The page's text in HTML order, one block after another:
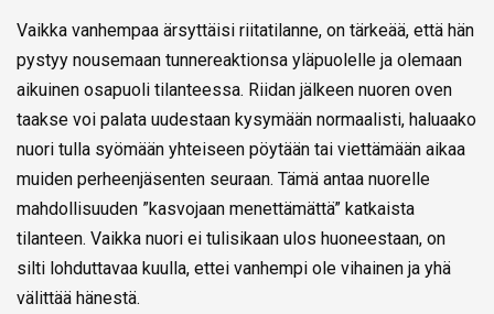
Vaikka vanhempaa ärsyttäisi riitatilanne, on tärkeää, että hän
pystyy nousemaan tunnereaktionsa yläpuolelle ja olemaan
aikuinen osapuoli tilanteessa. Riidan jälkeen nuoren oven
taakse voi palata uudestaan kysymään normaalisti, haluaako
nuori tulla syömään yhteiseen pöytään tai viettämään aikaa
muiden perheenjäsenten seuraan. Tämä antaa nuorelle
mahdollisuuden ”kasvojaan menettämättä” katkaista
tilanteen. Vaikka nuori ei tulisikaan ulos huoneestaan, on
silti lohduttavaa kuulla, ettei vanhempi ole vihainen ja yhä
välittää hänestä.